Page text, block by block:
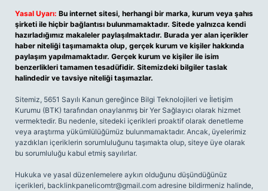
Yasal Uyarı: Bu internet sitesi, herhangi bir marka, kurum veya şahıs
şirketi ile hiçbir bağlantısı bulunmamaktadır. Sitede yalnızca kendi
hazırladığımız makaleler paylaşılmaktadır. Burada yer alan içerikler
haber niteliği taşımamakta olup, gerçek kurum ve kişiler hakkında
paylaşım yapılmamaktadır. Gerçek kurum ve kişiler ile isim
benzerlikleri tamamen tesadüfidir. Sitemizdeki bilgiler taslak
halindedir ve tavsiye niteliği taşımazlar.
Sitemiz, 5651 Sayılı Kanun gereğince Bilgi Teknolojileri ve İletişim
Kurumu (BTK) tarafından onaylanmış bir Yer Sağlayıcı olarak hizmet
vermektedir. Bu nedenle, sitedeki içerikleri proaktif olarak denetleme
veya araştırma yükümlülüğümüz bulunmamaktadır. Ancak, üyelerimiz
yazdıkları içeriklerin sorumluluğunu taşımakta olup, siteye üye olarak
bu sorumluluğu kabul etmiş sayılırlar.
Hukuka ve yasal düzenlemelere aykırı olduğunu düşündüğünüz
içerikleri, backlinkpanelicomtr@gmail.com adresine bildirmeniz halinde,